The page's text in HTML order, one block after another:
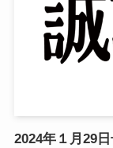
2024年１月29